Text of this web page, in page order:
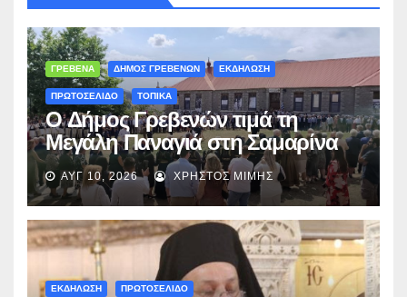
ΓΡΕΒΕΝΑ ΔΗΜΟΣ ΓΡΕΒΕΝΩΝ ΕΚΔΗΛΩΣΗ
ΠΡΩΤΟΣΕΛΙΔΟ ΤΟΠΙΚΑ
Ο Δήμος Γρεβενών τιμά τη
Μεγάλη Παναγιά στη Σαμαρίνα
με Θεία Λειτουργία και “Τσιάτσιο”
ΑΥΓ 10, 2026 ΧΡΉΣΤΟΣ ΜΊΜΗΣ
ΕΚΔΗΛΩΣΗ ΠΡΩΤΟΣΕΛΙΔΟ